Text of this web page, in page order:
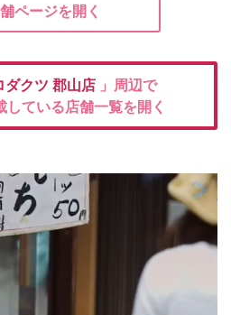
ページを開く
ダクツ 郡山店 」周辺で
ている店舗一覧を開く